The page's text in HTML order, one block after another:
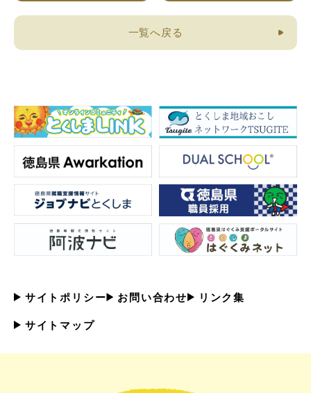
一覧へ戻る
サイトポリシー お問い合わせ リンク集
サイトマップ